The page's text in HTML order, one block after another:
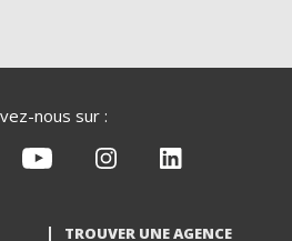
nous sur :
TROUVER UNE AGENCE